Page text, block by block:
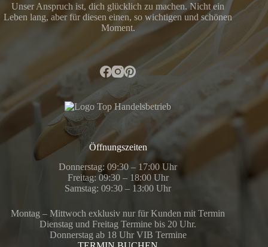
Unser Anspruch ist, dich glücklich zu machen. Nicht ein
Leben lang, aber für diesen einen, so wichtigen und schönen
Moment.
Öffnungszeiten
Donnerstag: 09:30 – 17:00 Uhr
Freitag: 09:30 – 18:00 Uhr
Samstag: 09:30 – 13:00 Uhr
Montag – Mittwoch exklusiv nur für Kunden mit Termin
Dienstag und Freitag Termine bis 20 Uhr.
Donnerstag ab 18 Uhr VIB Termine